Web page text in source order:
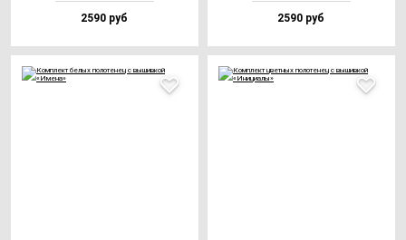
2590 руб 2590 руб